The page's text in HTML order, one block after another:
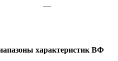
—
характеристик ВФ